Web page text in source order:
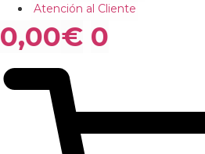
Atención al Cliente
0,00€ 0